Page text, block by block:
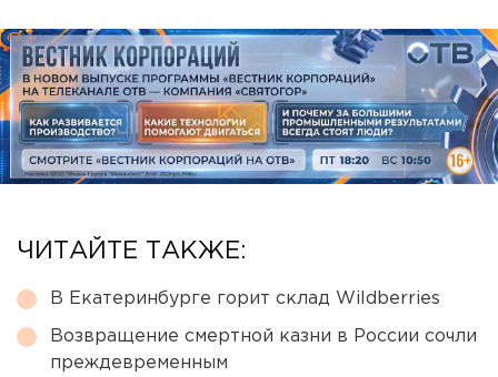
ЧИТАЙТЕ ТАКЖЕ:
В Екатеринбурге горит склад Wildberries
Возвращение смертной казни в России сочли
преждевременным